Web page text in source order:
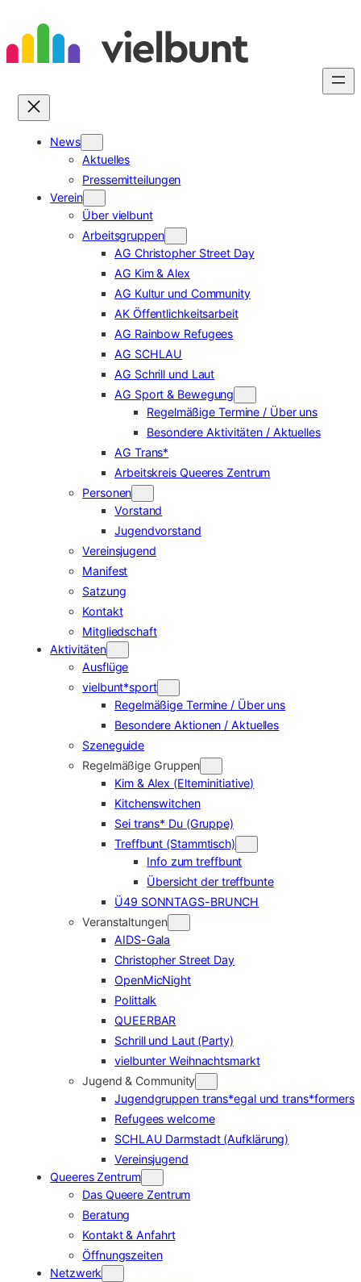
Inhalt
springen
News
Aktuelles
Pressemitteilungen
Verein
Über vielbunt
Arbeitsgruppen
AG Christopher Street Day
AG Kim & Alex
AG Kultur und Community
AK Öffentlichkeitsarbeit
AG Rainbow Refugees
AG SCHLAU
AG Schrill und Laut
AG Sport & Bewegung
Regelmäßige Termine / Über uns
Besondere Aktivitäten / Aktuelles
AG Trans*
Arbeitskreis Queeres Zentrum
Personen
Vorstand
Jugendvorstand
Vereinsjugend
Manifest
Satzung
Kontakt
Mitgliedschaft
Aktivitäten
Ausflüge
vielbunt*sport
Regelmäßige Termine / Über uns
Besondere Aktionen / Aktuelles
Szeneguide
Regelmäßige Gruppen
Kim & Alex (Elterninitiative)
Kitchenswitchen
Sei trans* Du (Gruppe)
Treffbunt (Stammtisch)
Info zum treffbunt
Übersicht der treffbunte
Ü49 SONNTAGS-BRUNCH
Veranstaltungen
AIDS-Gala
Christopher Street Day
OpenMicNight
Polittalk
QUEERBAR
Schrill und Laut (Party)
vielbunter Weihnachtsmarkt
Jugend & Community
Jugendgruppen trans*egal und trans*formers
Refugees welcome
SCHLAU Darmstadt (Aufklärung)
Vereinsjugend
Queeres Zentrum
Das Queere Zentrum
Beratung
Kontakt & Anfahrt
Öffnungszeiten
Netzwerk